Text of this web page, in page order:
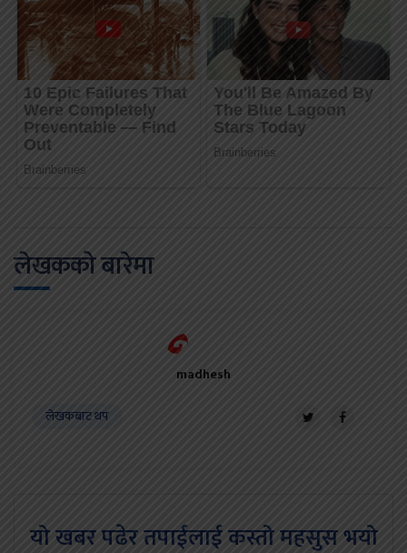
लेखकको बारेमा
madhesh
लेखकबाट थप
यो खबर पढेर तपाईलाई कस्तो महसुस भयो